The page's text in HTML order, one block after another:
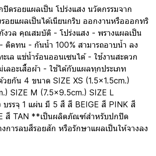
ดรอยแผลเป็น โปร่งแสง นวัตกรรมจาก
อยแผลเป็นได้เนียนกริบ ออกงานหรือออกทริ
งวล คุณสมบัติ - โปร่งแสง - พรางแผลเป็น
ติดทน - กันน้ำ 100% สามารถอาบน้ำ ลง
ะเล แช่น้ำร้อนออนเซนได้ - ใช้งานสะดวก
ลอะเสื้อผ้า - ใช้ได้กับแผลทุกประเภท
ยกัน 4 ขนาด SIZE XS (1.5x1.5cm.)
SIZE M (7.5x9.5cm.) SIZE L
บรรจุ 1 แผ่น มี 5 สี สี BEIGE สี PINK สี
สี TAN **เป็นผลิตภัณฑ์สำหรับปกปิด
การลบสีรอยสัก หรือรักษาแผลเป็นให้จางลง